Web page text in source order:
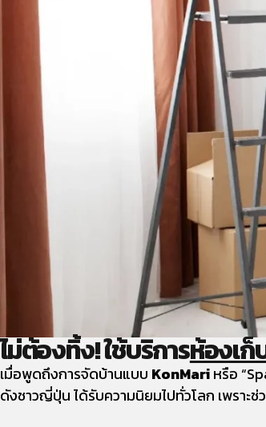
ไม่ต้องทิ้ง! ใช้บริการห้องเก็
เมื่อพูดถึงการจัดบ้านแบบ KonMariหรือ
ดังชาวญี่ปุ่น ได้รับความนิยมไปทั่วโลก เพราะช่